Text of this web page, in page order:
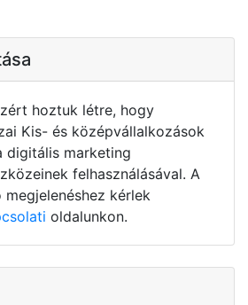
hoztuk létre, hogy
Kis- és középvállalkozások
digitális marketing
felhasználásával. A
kérlek
oldalunkon.